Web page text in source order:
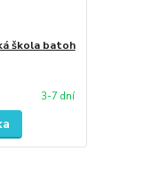
škola batoh
3-7 dní